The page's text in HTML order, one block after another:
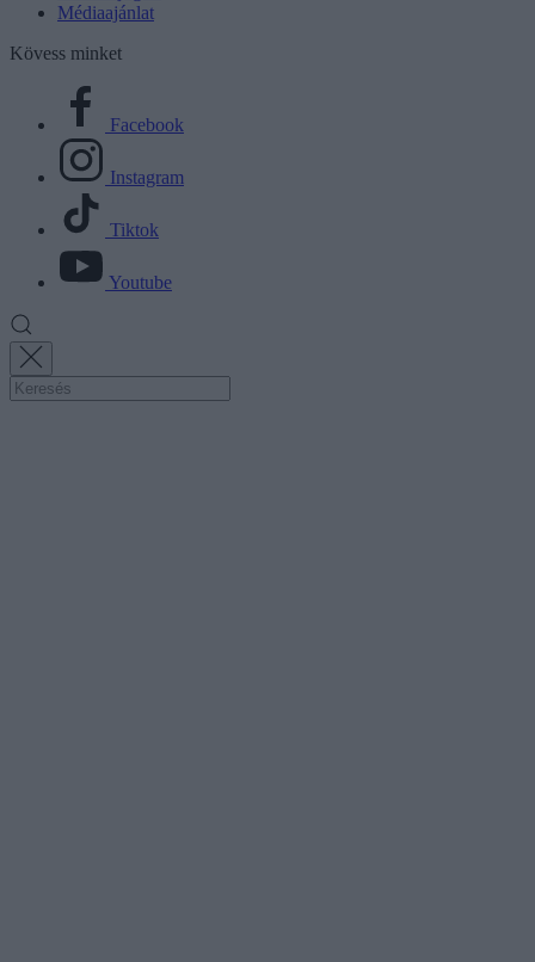
Médiaajánlat
Kövess minket
Facebook
Instagram
Tiktok
Youtube